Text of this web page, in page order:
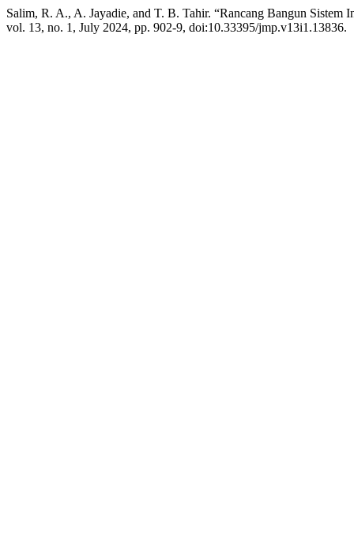
Salim, R. A., A. Jayadie, and T. B. Tahir. “Rancang Bangun Sistem
vol. 13, no. 1, July 2024, pp. 902-9, doi:10.33395/jmp.v13i1.13836.